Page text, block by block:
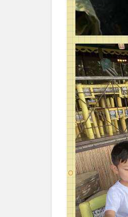
公園
を発
見！
5
ボ
ホ
ー
ル
ビ
ー
フ
ァ
ー
ム
の
マ
ッ
サ
ー